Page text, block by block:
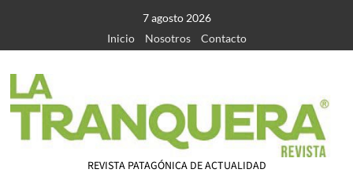
contenido
7 agosto 2026
Inicio
Nosotros Contacto
REVISTA PATAGÓNICA DE ACTUALIDAD